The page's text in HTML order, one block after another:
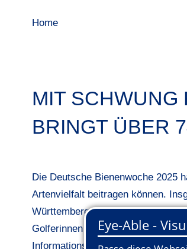
Home
MIT
BRINGT ÜBER
Die Deutsche Bienenwoche 2025
Artenvielfalt beitragen können.
Württemberg, an der
Golferinnen und Golfer
Informationsangebote rund um